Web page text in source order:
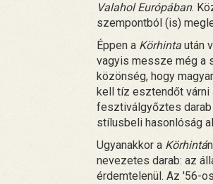
Valahol Európában.
szempontból (is)
Éppen a Körhinta után
vagyis messze még a
közönség, hogy
kell tíz esztendőt várni
fesztiválgyőztes
stílusbeli hasonlóság
Ugyanakkor a Körhintá
nevezetes darab: az
érdemtelenül. Az '56-os